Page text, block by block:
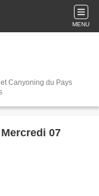
MENU
Canyoning du Pays
07